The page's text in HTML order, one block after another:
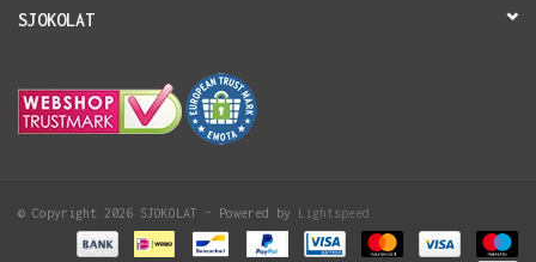
SJOKOLAT
© Copyright 2026 SJOKOLAT - Powered by Lightspeed